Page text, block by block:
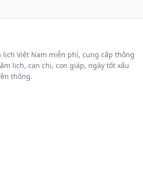
lịch Việt Nam miễn phí, cung cấp thông
lịch, can chi, con giáp, ngày tốt xấu
thống.